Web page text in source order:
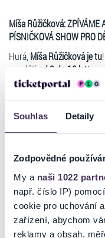
Souhlas Detaily
Zodpovědné
My a naši 1022
např. číslo IP)
cookie pro uchování
zařízení, abychom
reklamy a obsah,
Míša Růžičková: ZPÍVÁME
PÍSNIČKOVÁ SHOW PRO
Hurá, Míša Růžičková je tu
pro děti od 2 do 10 let!
Milé děti, maminky,
úžasné hudební
příběhy, rozproudí energii
Sloníka Toníka, Popeláře,
CO VÁS ČEKÁ?
Zpívání, tancování a smích
Písničky, které naučí a
objevíme a přitom se
Chvíle, na které se
PROČ PŘIJÍT?